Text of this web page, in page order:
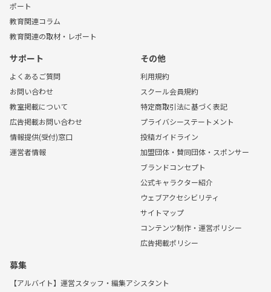
ポート
教育関連コラム
教育関連の取材・レポート
サポート
よくあるご質問
お問い合わせ
教室掲載について
広告掲載お問い合わせ
情報提供(受付)窓口
運営者情報
その他
利用規約
スクール会員規約
特定商取引法に基づく表記
プライバシーステートメント
投稿ガイドライン
加盟団体・賛同団体・スポンサー
ブランドコンセプト
公式キャラクター紹介
ウェブアクセシビリティ
サイトマップ
コンテンツ制作・運営ポリシー
広告掲載ポリシー
募集
【アルバイト】運営スタッフ・編集アシスタント